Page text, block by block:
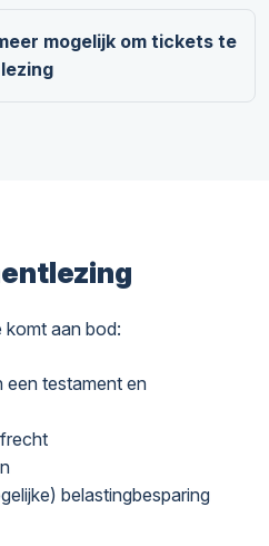
mogelijk om tickets te
komt aan bod:
een testament en
belastingbesparing